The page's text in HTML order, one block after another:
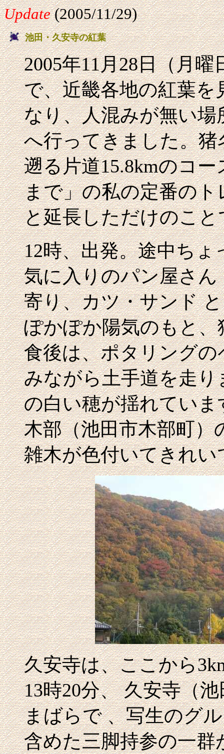
Update(2005/11/29)
池田・久安寺の紅葉
2005年11月28日（月
で、近畿各地の紅葉
なり、人混みが無い
へ行ってきました。
遡る片道15.8kmのコ
まで」の私の定番の
と延長しただけのこと
12時、出発。途中ち
気に入りのパン屋さ
寄り、カツ・サンド
ぽかぽか陽気のもと
食後は、ポタリング
みながら土手道を走
の白い穂が揺れていま
木部（池田市木部町）
雑木が色付いてきれい
久安寺は、ここから
13時20分、 久安寺（
まばらで 、写生のグ
含めた三脚持参の一